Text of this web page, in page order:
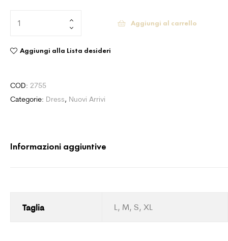
Aggiungi al carrello
Aggiungi alla Lista desideri
COD: 2755
Categorie: Dress, Nuovi Arrivi
Informazioni aggiuntive
Taglia L, M, S, XL